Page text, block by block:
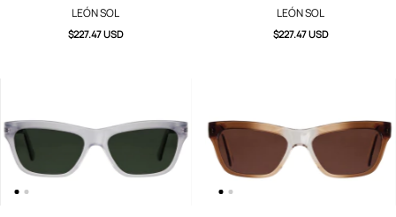
LEÓN SOL
$227.47 USD
LEÓN SOL
$227.47 USD